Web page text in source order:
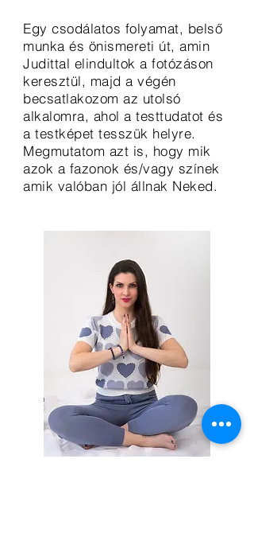
Egy csodálatos folyamat, belső
munka és önismereti út, amin
Judittal elindultok a fotózáson
keresztül, majd a végén
becsatlakozom az utolsó
alkalomra, ahol a testtudatot és
a testképet tesszük helyre.
Megmutatom azt is, hogy mik
azok a fazonok és/vagy színek
amik valóban jól állnak Neked.